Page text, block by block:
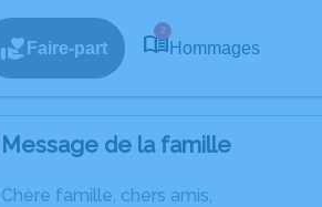
Faire-part
2
Hommages
Message de la famille
Chère famille, chers amis,